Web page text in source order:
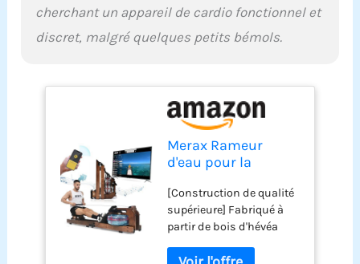
cherchant un appareil de cardio fonctionnel et
discret, malgré quelques petits bémols.
Merax Rameur
d'eau pour la
véritable, pliable,
avec écran LCD et
support pour pad
ou téléphone
[Construction de qualité
supérieure] Fabriqué à
partir de bois d'hévéa
principal de notre rameur